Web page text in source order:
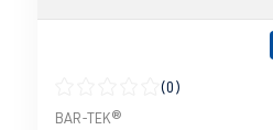
Calificación promedio de 0
(0)
BAR-TEK®